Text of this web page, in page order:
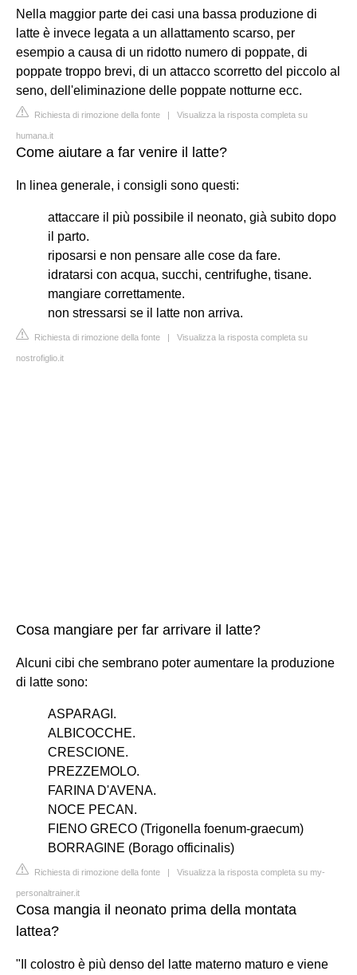
Nella maggior parte dei casi una bassa produzione di
latte è invece legata a un allattamento scarso, per
esempio a causa di un ridotto numero di poppate, di
poppate troppo brevi, di un attacco scorretto del piccolo al
seno, dell'eliminazione delle poppate notturne ecc.
Richiesta di rimozione della fonte | Visualizza la risposta completa su
humana.it
Come aiutare a far venire il latte?
In linea generale, i consigli sono questi:
attaccare il più possibile il neonato, già subito dopo
il parto.
riposarsi e non pensare alle cose da fare.
idratarsi con acqua, succhi, centrifughe, tisane.
mangiare correttamente.
non stressarsi se il latte non arriva.
Richiesta di rimozione della fonte | Visualizza la risposta completa su
nostrofiglio.it
Cosa mangiare per far arrivare il latte?
Alcuni cibi che sembrano poter aumentare la produzione
di latte sono:
ASPARAGI.
ALBICOCCHE.
CRESCIONE.
PREZZEMOLO.
FARINA D'AVENA.
NOCE PECAN.
FIENO GRECO (Trigonella foenum-graecum)
BORRAGINE (Borago officinalis)
Richiesta di rimozione della fonte | Visualizza la risposta completa su my-
personaltrainer.it
Cosa mangia il neonato prima della montata
lattea?
"Il colostro è più denso del latte materno maturo e viene